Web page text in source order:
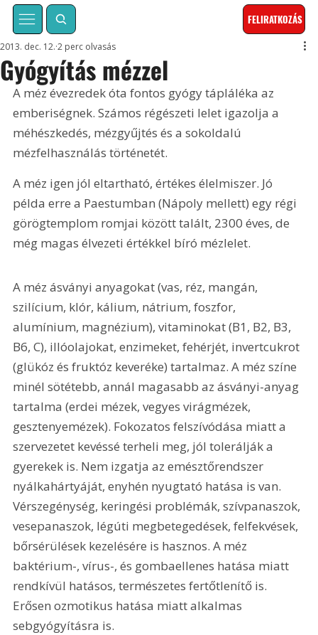
FELIRATKOZÁS
Gyógyítás mézzel
2013. dec. 12. 2 perc olvasás
A méz évezredek óta fontos gyógy tápláléka az
emberiségnek. Számos régészeti lelet igazolja a
méhészkedés, mézgyűjtés és a sokoldalú
mézfelhasználás történetét.
A méz igen jól eltartható, értékes élelmiszer. Jó
példa erre a Paestumban (Nápoly mellett) egy régi
görögtemplom romjai között talált, 2300 éves, de
még magas élvezeti értékkel bíró mézlelet.
A méz ásványi anyagokat (vas, réz, mangán,
szilícium, klór, kálium, nátrium, foszfor,
alumínium, magnézium), vitaminokat (B1, B2, B3,
B6, C), illóolajokat, enzimeket, fehérjét, invertcukrot
(glükóz és fruktóz keveréke) tartalmaz. A méz színe
minél sötétebb, annál magasabb az ásványi-anyag
tartalma (erdei mézek, vegyes virágmézek,
gesztenyemézek). Fokozatos felszívódása miatt a
szervezetet kevéssé terheli meg, jól tolerálják a
gyerekek is. Nem izgatja az emésztőrendszer
nyálkahártyáját, enyhén nyugtató hatása is van.
Vérszegénység, keringési problémák, szívpanaszok,
vesepanaszok, légúti megbetegedések, felfekvések,
bőrsérülések kezelésére is hasznos. A méz
baktérium-, vírus-, és gombaellenes hatása miatt
rendkívül hatásos, természetes fertőtlenítő is.
Erősen ozmotikus hatása miatt alkalmas
sebgyógyításra is.